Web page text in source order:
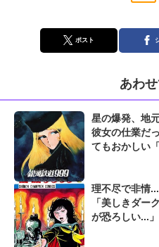
ポスト
あわ
星の爆発、地
彼女の仕業だ
てもおかしい
理不尽で非情
「美しきダー
が恐ろしい...」